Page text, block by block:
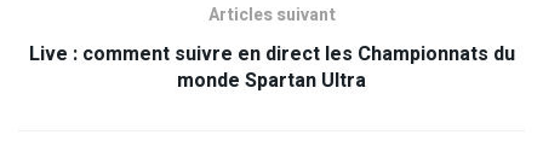
Articles suivant
Live : comment suivre en direct les Championnats du
monde Spartan Ultra